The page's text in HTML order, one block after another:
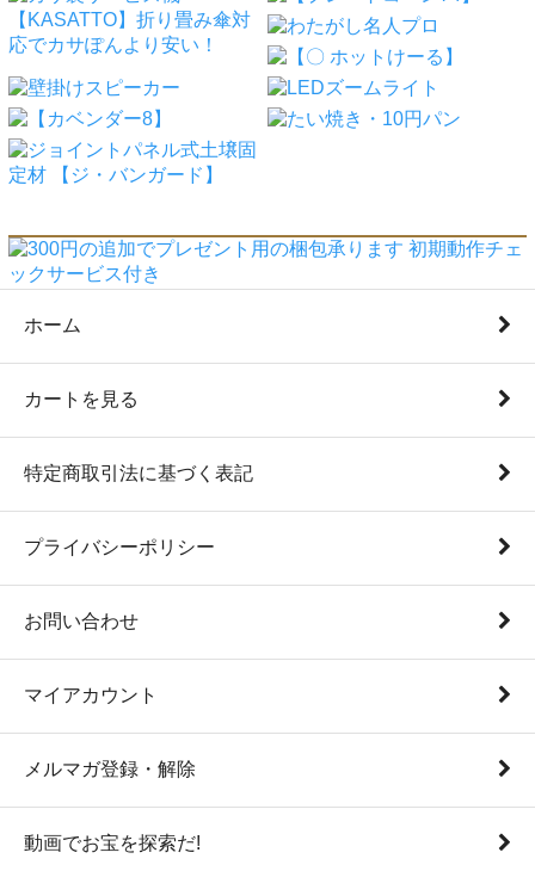
ホーム
カートを見る
特定商取引法に基づく表記
プライバシーポリシー
お問い合わせ
マイアカウント
メルマガ登録・解除
動画でお宝を探索だ!